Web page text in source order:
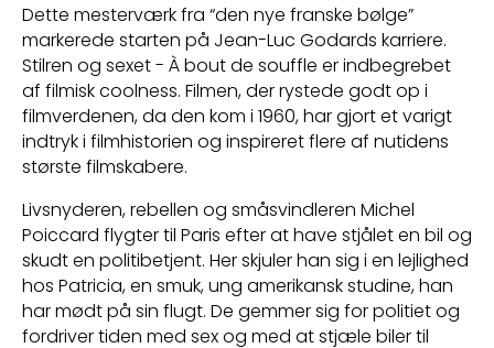
Dette mesterværk fra “den nye franske bølge”
markerede starten på Jean-Luc Godards karriere.
Stilren og sexet - À bout de souffle er indbegrebet
af filmisk coolness. Filmen, der rystede godt op i
filmverdenen, da den kom i 1960, har gjort et varigt
indtryk i filmhistorien og inspireret flere af nutidens
største filmskabere.
Livsnyderen, rebellen og småsvindleren Michel
Poiccard flygter til Paris efter at have stjålet en bil og
skudt en politibetjent. Her skjuler han sig i en lejlighed
hos Patricia, en smuk, ung amerikansk studine, han
har mødt på sin flugt. De gemmer sig for politiet og
fordriver tiden med sex og med at stjæle biler til